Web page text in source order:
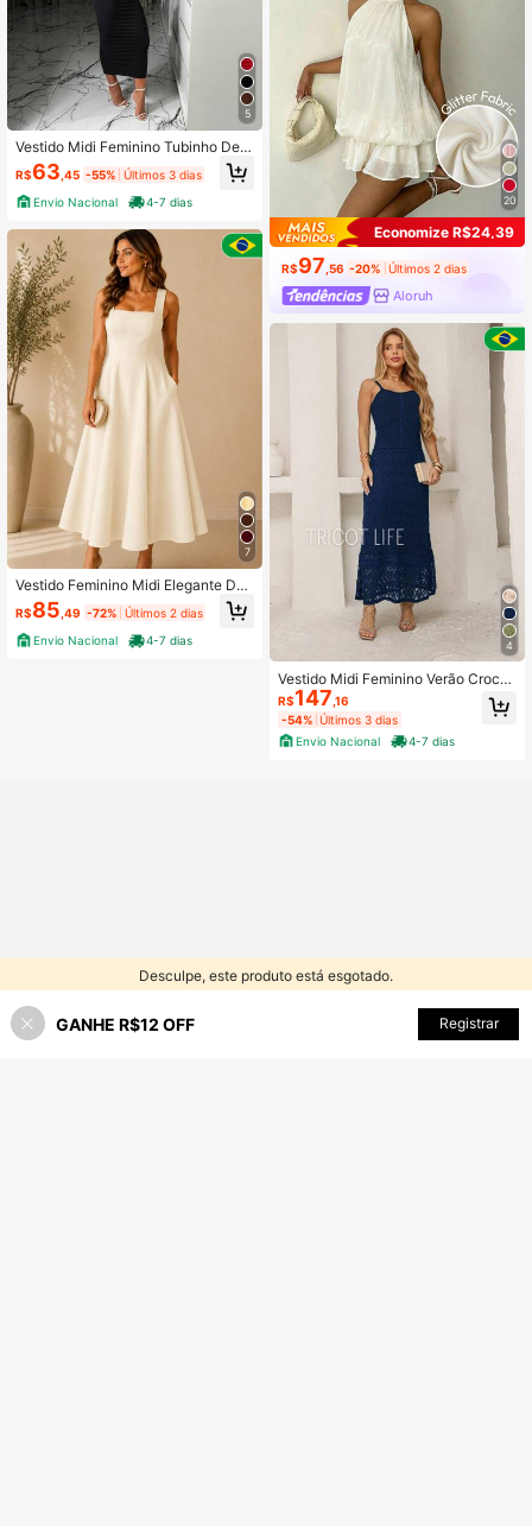
5
Vestido Midi Feminino Tubinho Dec
ote Cruzado Halter Elegante Casual
Chic Festa Balada Moda
R$63 ,45 -55% Últimos 3 dias
Envio Nacional
4-7 dias
7
Vestido Feminino Midi Elegante De
Festa Casamento Ano Novo Vestido
Natal
R$85 ,49 -72% Últimos 2 dias
Envio Nacional
4-7 dias
20
Economize R$24,39
R$97 ,56 -20% Últimos 2 dias
Aloruh
4
Vestido Midi Feminino Verão Croch
ê Tricot Premium Rendado Forrado
Alça Fina Elegante Festa Praia Chic
Reveillon Natal
R$147 ,16
-54% Últimos 3 dias
Envio Nacional
4-7 dias
Desculpe, este produto está esgotado.
GANHE R$12 OFF Registrar